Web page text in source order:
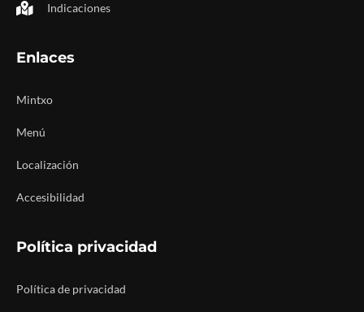
Indicaciones
Enlaces
Mintxo
Menú
Localización
Accesibilidad
Política privacidad
Política de privacidad